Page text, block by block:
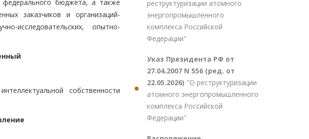
федерального бюджета, а также
заказчиков и организаций-
исследовательских, опытно-
собственности
реструктуризации атомного
энергопромышленного
комплекса Российской
Федерации"
Указ Президента РФ от
27.04.2007 N 556 (ред. от
22.05.2026) "О реструктуризации
атомного энергопромышленного
комплекса Российской
Федерации"